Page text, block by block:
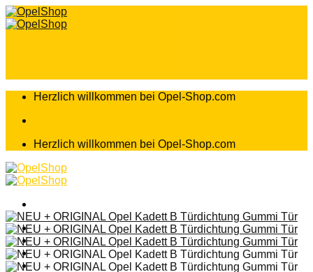
Zum
Inhalt
Herzlich willkommen bei Opel-Shop.com
Herzlich willkommen bei Opel-Shop.com
Home
Shop
Teileanfrage
Teileliste